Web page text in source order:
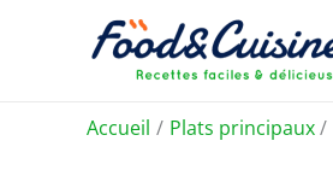
Accueil Plats principaux